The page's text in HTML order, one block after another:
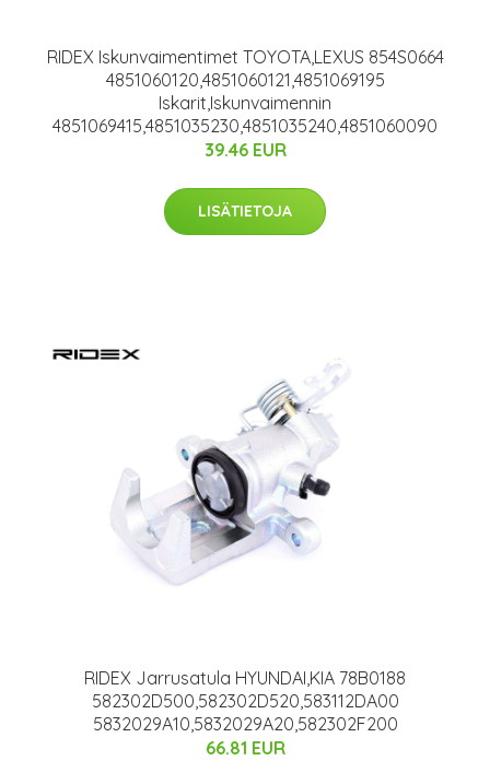
RIDEX Iskunvaimentimet TOYOTA,LEXUS 854S0664
4851060120,4851060121,4851069195
Iskarit,Iskunvaimennin
4851069415,4851035230,4851035240,4851060090
39.46 EUR
LISÄTIETOJA
RIDEX Jarrusatula HYUNDAI,KIA 78B0188
582302D500,582302D520,583112DA00
5832029A10,5832029A20,582302F200
66.81 EUR